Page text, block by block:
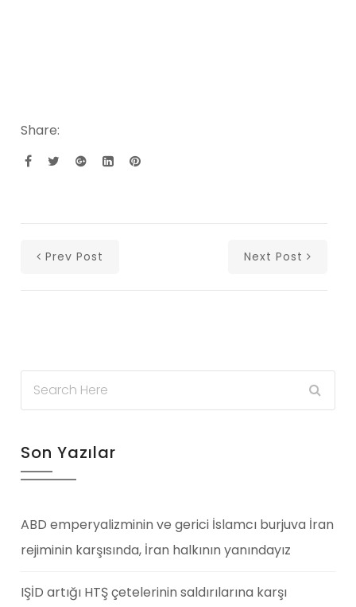
Share:
Prev Post Next Post
Son Yazılar
ABD emperyalizminin ve gerici İslamcı burjuva İran
rejiminin karşısında, İran halkının yanındayız
IŞİD artığı HTŞ çetelerinin saldırılarına karşı